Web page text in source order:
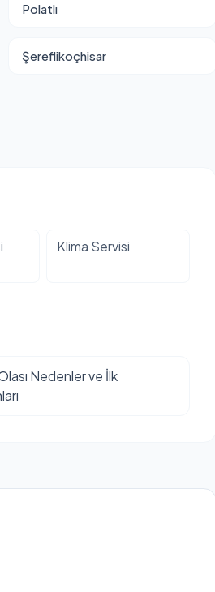
Polatlı
Şereflikoçhisar
Klima Servisi
Olası Nedenler ve İlk